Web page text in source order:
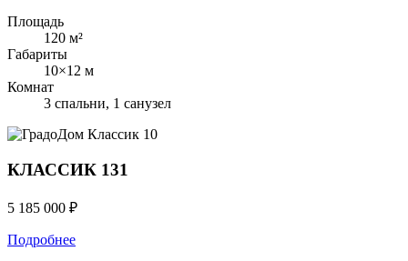
Площадь
120 м²
Габариты
10×12 м
Комнат
3 спальни, 1 санузел
Классик 10
КЛАССИК 131
5 185 000 ₽
Подробнее